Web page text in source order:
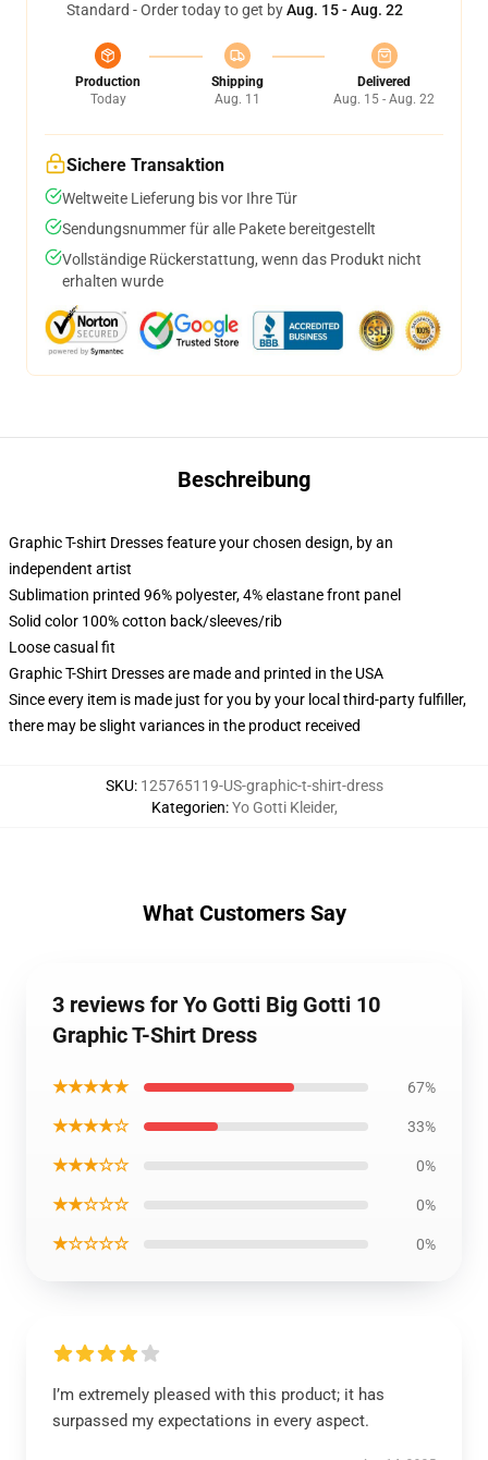
Standard - Order today to get byAug. 15 - Aug. 22
Production
Today
Shipping
Aug. 11
Delivered
Aug. 15 - Aug. 22
Sichere Transaktion
Weltweite Lieferung bis vor Ihre Tür
Sendungsnummer für alle Pakete bereitgestellt
Vollständige Rückerstattung, wenn das Produkt nicht
erhalten wurde
Beschreibung
Graphic T-shirt Dresses feature your chosen design, by an
independent artist
Sublimation printed 96% polyester, 4% elastane front panel
Solid color 100% cotton back/sleeves/rib
Loose casual fit
Graphic T-Shirt Dresses are made and printed in the USA
Since every item is made just for you by your local third-party fulfiller,
there may be slight variances in the product received
SKU: 125765119-US-graphic-t-shirt-dress
Kategorien:Yo Gotti Kleider,
What Customers Say
3 reviews for Yo Gotti Big Gotti 10
Graphic T-Shirt Dress
★★★★★ 67%
★★★★☆ 33%
★★★☆☆ 0%
★★☆☆☆ 0%
★☆☆☆☆ 0%
I’m extremely pleased with this product; it has
surpassed my expectations in every aspect.